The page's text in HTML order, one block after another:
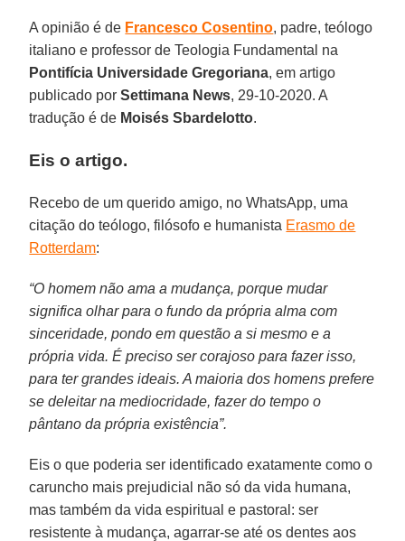
A opinião é de Francesco Cosentino, padre, teólogo
italiano e professor de Teologia Fundamental na
Pontifícia Universidade Gregoriana, em artigo
publicado porSettimana News, 29-10-2020. A
tradução é de Moisés Sbardelotto.
Eis o artigo.
Recebo de um querido amigo, no WhatsApp, uma
citação do teólogo, filósofo e humanista Erasmo de
Rotterdam:
“O homem não ama a mudança, porque mudar
significa olhar para o fundo da própria alma com
sinceridade, pondo em questão a si mesmo e a
própria vida. É preciso ser corajoso para fazer isso,
para ter grandes ideais. A maioria dos homens prefere
se deleitar na mediocridade, fazer do tempo o
pântano da própria existência”.
Eis o que poderia ser identificado exatamente como o
caruncho mais prejudicial não só da vida humana,
mas também da vida espiritual e pastoral: ser
resistente à mudança, agarrar-se até os dentes aos